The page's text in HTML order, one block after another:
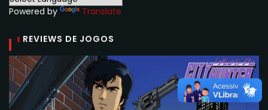
Powered by Translate
REVIEWS DE JOGOS